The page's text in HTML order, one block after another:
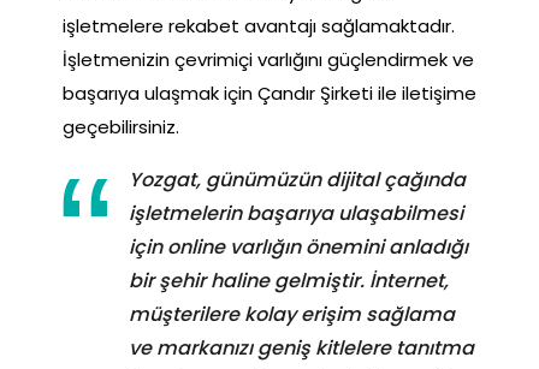
işletmelere rekabet avantajı sağlamaktadır.
İşletmenizin çevrimiçi varlığını güçlendirmek ve
başarıya ulaşmak için Çandır Şirketi ile iletişime
geçebilirsiniz.
Yozgat, günümüzün dijital çağında
işletmelerin başarıya ulaşabilmesi
için online varlığın önemini anladığı
bir şehir haline gelmiştir. İnternet,
müşterilere kolay erişim sağlama
ve markanızı geniş kitlelere tanıtma